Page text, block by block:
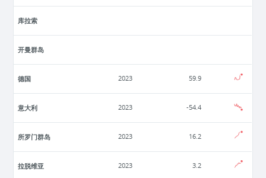
库拉索
开曼群岛
德国 2023 59.9
意大利 2023 -54.4
所罗门群岛 2023 16.2
拉脱维亚 2023 3.2